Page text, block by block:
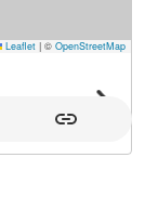
Leaflet |© OpenStreetMap